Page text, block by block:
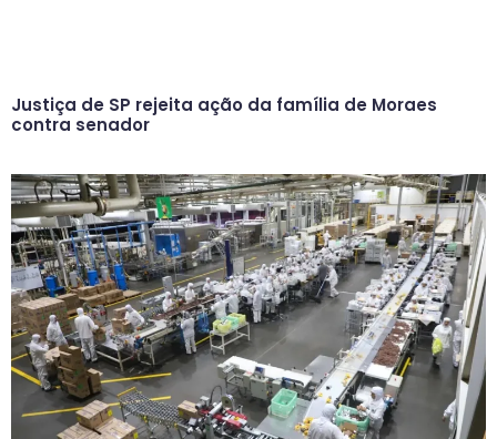
Justiça de SP rejeita ação da família de Moraes
contra senador